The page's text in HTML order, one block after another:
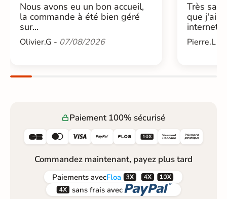
Nous avons eu un bon accueil,
la commande à été bien géré
sur...
Olivier.G - 07/08/2026
Très
que j'ai
internet....
Pierre.L -
Paiement 100% sécurisé
     
Commandez maintenant, payez plus tard
Paiements avecFloa  
 sans frais avec 